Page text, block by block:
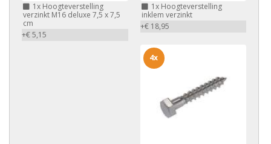
1x Hoogteverstelling
verzinkt M16 deluxe 7,5 x 7,5
cm
+€ 5,15
1xHoogteverstelling
inklem verzinkt
+€ 18,95
4x